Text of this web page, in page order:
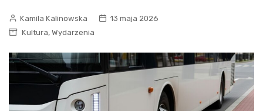
Kamila Kalinowska
13 maja 2026
Kultura, Wydarzenia